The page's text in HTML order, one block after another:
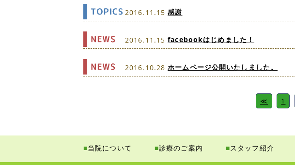
2016.11.15 感謝
2016.11.15 facebookはじめました！
2016.10.28 ホームページ公開いたしました。
≪ 1
■当院について ■診療のご案内 ■スタッフ紹介